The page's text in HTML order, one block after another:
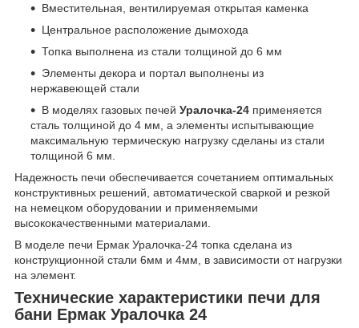
Вместительная, вентилируемая открытая каменка
Центральное расположение дымохода
Топка выполнена из стали толщиной до 6 мм
Элементы декора и портал выполнены из
нержавеющей стали
В моделях газовых печей Уралочка-24 применяется
сталь толщиной до 4 мм, а элементы испытывающие
максимальную термическую нагрузку сделаны из стали
толщиной 6 мм.
Надежность печи обеспечивается сочетанием оптимальных
конструктивных решений, автоматической сваркой и резкой
на немецком оборудовании и применяемыми
высококачественными материалами.
В моделе печи Ермак Уралочка-24 топка сделана из
конструкционной стали 6мм и 4мм, в зависимости от нагрузки
на элемент.
Технические характеристики печи для
бани Ермак Уралочка 24